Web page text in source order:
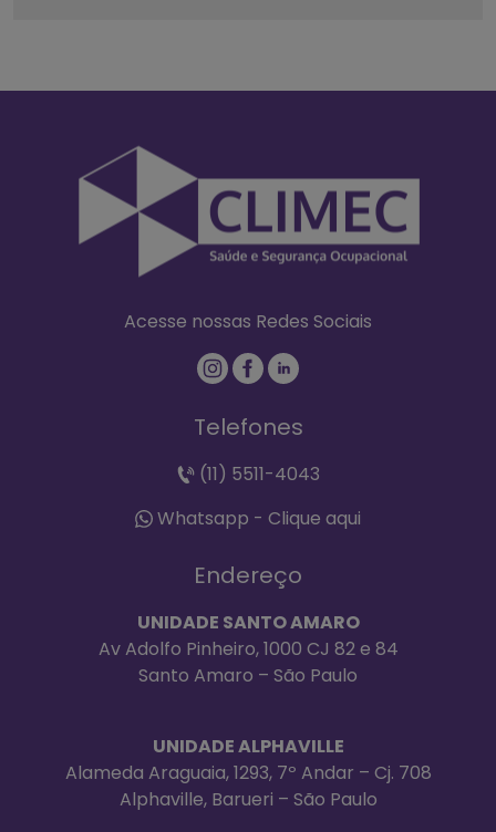
Acesse nossas Redes Sociais
Telefones
(11) 5511-4043
Whatsapp - Clique aqui
Endereço
UNIDADE SANTO AMARO
Av Adolfo Pinheiro, 1000 CJ 82 e 84
Santo Amaro – São Paulo
UNIDADE ALPHAVILLE
Alameda Araguaia, 1293, 7º Andar – Cj. 708
Alphaville, Barueri – São Paulo